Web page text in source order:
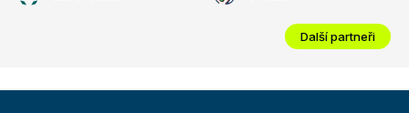
Další partneři